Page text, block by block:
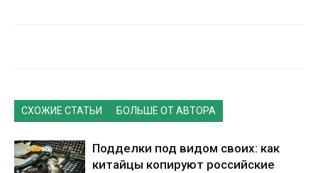
СХОЖИЕ СТАТЬИ БОЛЬШЕ ОТ АВТОРА
Подделки под видом своих: как
китайцы копируют российские